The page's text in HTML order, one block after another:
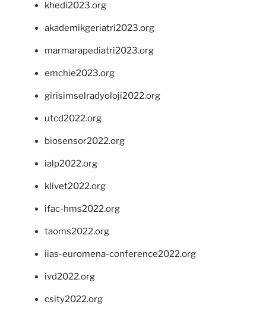
khedi2023.org
akademikgeriatri2023.org
marmarapediatri2023.org
emchie2023.org
girisimselradyoloji2022.org
utcd2022.org
biosensor2022.org
ialp2022.org
klivet2022.org
ifac-hms2022.org
taoms2022.org
iias-euromena-conference2022.org
ivd2022.org
csity2022.org